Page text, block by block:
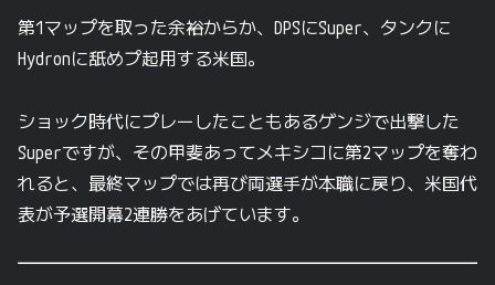
第1マップを取った余裕からか、DPSにSuper、タンクに
Hydronに舐めプ起用する米国。
ショック時代にプレーしたこともあるゲンジで出撃した
Superですが、その甲斐あってメキシコに第2マップを奪わ
れると、最終マップでは再び両選手が本職に戻り、米国代
表が予選開幕2連勝をあげています。